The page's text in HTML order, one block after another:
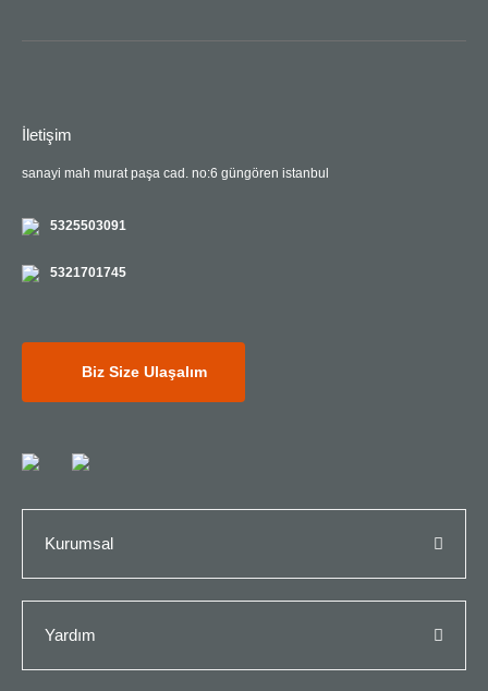
İletişim
sanayi mah murat paşa cad. no:6 güngören istanbul
5325503091
5321701745
Biz Size Ulaşalım
Kurumsal
Yardım